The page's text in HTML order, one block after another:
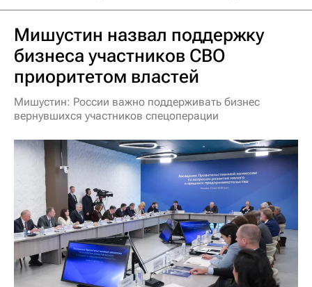
Мишустин назвал поддержку
бизнеса участников СВО
приоритетом властей
Мишустин: России важно поддерживать бизнес
вернувшихся участников спецоперации